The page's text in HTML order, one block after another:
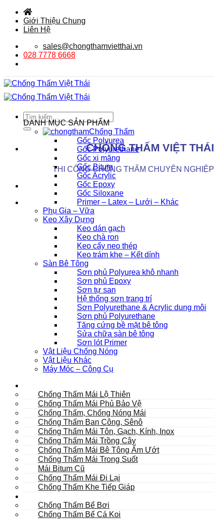
qua
Giới Thiệu Chung
Liên Hệ
sales@chongthamvietthai.vn
028 7778 6668
Tìm
kiếm:
CHỐNG THẤM VIỆT THÁI
THI CÔNG CHỐNG THẤM CHUYÊN NGHIỆP
DANH MỤC SẢN PHẨM
Chống Thấm
Gốc Polyurea
Gốc Polyurethane
Gốc xi măng
Gốc Bitum
Gốc Acrylic
Gốc Epoxy
Gốc Siloxane
Primer – Latex – Lưới – Khác
Phụ Gia – Vữa
Keo Xây Dựng
Keo dán gạch
Keo chà ron
Keo cấy neo thép
Keo trám khe – Kết dính
Sàn Bê Tông
Sơn phủ Polyurea khô nhanh
Sơn phủ Epoxy
Sơn tự san
Hệ thống sơn trang trí
Sơn Polyurethane & Acrylic dung môi
Sơn phủ Polyurethane
Tăng cứng bề mặt bê tông
Sửa chữa sàn bê tông
Sơn lót Primer
Vật Liệu Chống Nóng
Vật Liệu Khác
Máy Móc – Công Cụ
Chống Thấm Mái Lộ Thiên
Chống Thấm Mái Phủ Bảo Vệ
Chống Thấm, Chống Nóng Mái
Chống Thấm Ban Công, Sênô
Chống Thấm Mái Tôn, Gạch, Kính, Inox
Chống Thấm Mái Trồng Cây
Chống Thấm Mái Bê Tông Ẩm Ướt
Chống Thấm Mái Trong Suốt
Mái Bitum Cũ
Chống Thấm Mái Đi Lại
Chống Thấm Khe Tiếp Giáp
Chống Thấm Bể Bơi
Chống Thấm Bể Cá Koi